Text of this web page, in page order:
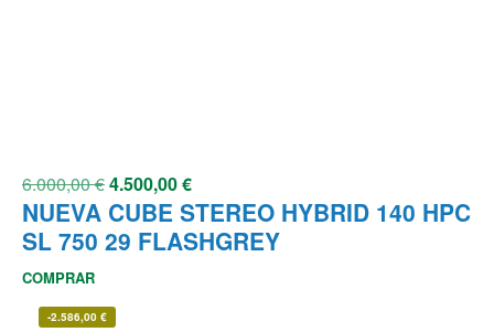
6.000,00€4.500,00€
NUEVA CUBE STEREO HYBRID 140 HPC
SL 750 29 FLASHGREY
COMPRAR
-2.586,00 €